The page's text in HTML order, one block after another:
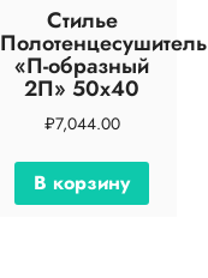
Стилье
Полотенцесушитель
«П-образный
2П» 50х40
₽7,044.00
В корзину